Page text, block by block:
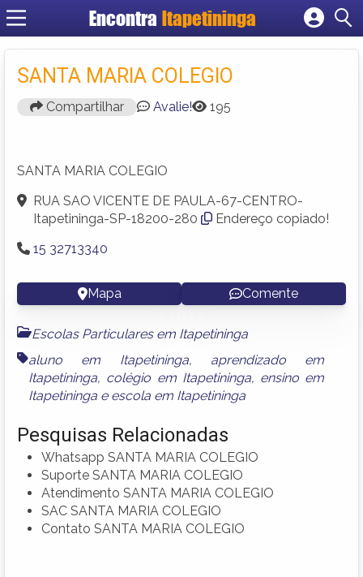
Encontra Itapetininga
Cadastrar empresa
Criar conta
SANTA MARIA COLEGIO
Compartilhar Avalie! 195
SANTA MARIA COLEGIO
RUA SAO VICENTE DE PAULA-67-CENTRO-
Itapetininga-SP-18200-280
Endereço copiado!
15 32713340
Mapa Comente
Escolas Particulares em Itapetininga
aluno em Itapetininga, aprendizado em
Itapetininga, colégio em Itapetininga, ensino em
Itapetininga e escola em Itapetininga
Pesquisas Relacionadas
Whatsapp SANTA MARIA COLEGIO
Suporte SANTA MARIA COLEGIO
Atendimento SANTA MARIA COLEGIO
SAC SANTA MARIA COLEGIO
Contato SANTA MARIA COLEGIO